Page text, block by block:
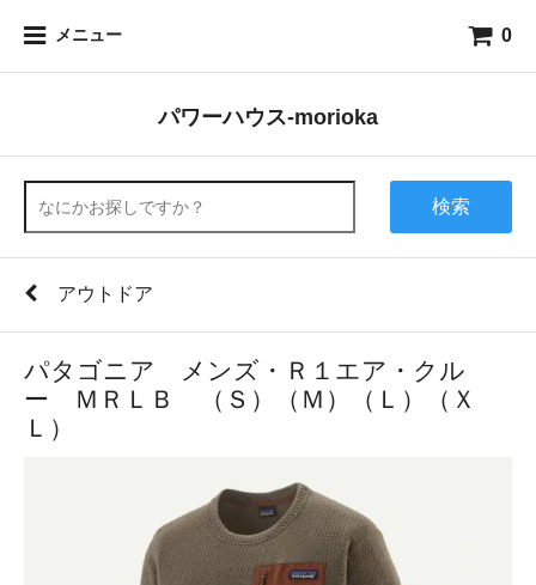
メニュー 0
パワーハウス-morioka
検索
アウトドア
パタゴニア メンズ・Ｒ１エア・クル
ー ＭＲＬＢ （Ｓ）（Ｍ）（Ｌ）（Ｘ
Ｌ）